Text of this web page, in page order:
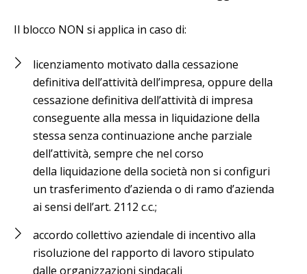
Il blocco NON si applica in caso di:
licenziamento motivato dalla cessazione
definitiva dell’attività dell’impresa, oppure della
cessazione definitiva dell’attività di impresa
conseguente alla messa in liquidazione della
stessa senza continuazione anche parziale
dell’attività, sempre che nel corso
della liquidazione della società non si configuri
un trasferimento d’azienda o di ramo d’azienda
ai sensi dell’art. 2112 c.c.;
accordo collettivo aziendale di incentivo alla
risoluzione del rapporto di lavoro stipulato
dalle organizzazioni sindacali